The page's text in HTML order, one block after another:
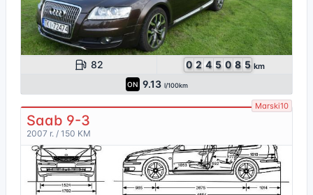
82 0 2 4 5 0 8 5 km
ON 9.13 l/100km
Marski10
Saab 9-3
2007 r. / 150 KM